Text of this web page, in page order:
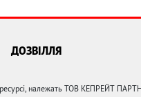
ДОЗВІЛЛЯ
належать ТОВ КЕПРЕЙТ